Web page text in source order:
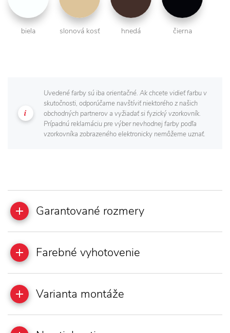
biela slonová kosť hnedá čierna
Uvedené farby sú iba orientačné. Ak chcete vidieť farbu v
skutočnosti, odporúčame navštíviť niektorého z našich
obchodných partnerov a vyžiadať si fyzický vzorkovník.
Prípadnú reklamáciu pre výber nevhodnej farby podľa
vzorkovníka zobrazeného elektronicky nemôžeme uznať.
Garantované rozmery
Farebné vyhotovenie
Varianta montáže